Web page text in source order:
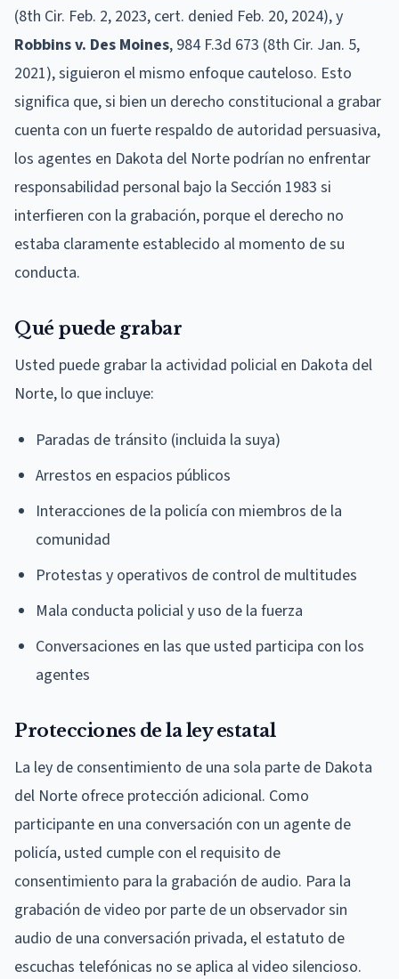
(8th Cir. Feb. 2, 2023, cert. denied Feb. 20, 2024), y
Robbins v. Des Moines, 984 F.3d 673 (8th Cir. Jan. 5,
2021), siguieron el mismo enfoque cauteloso. Esto
significa que, si bien un derecho constitucional a grabar
cuenta con un fuerte respaldo de autoridad persuasiva,
los agentes en Dakota del Norte podrían no enfrentar
responsabilidad personal bajo la Sección 1983 si
interfieren con la grabación, porque el derecho no
estaba claramente establecido al momento de su
conducta.
Qué puede grabar
Usted puede grabar la actividad policial en Dakota del
Norte, lo que incluye:
Paradas de tránsito (incluida la suya)
Arrestos en espacios públicos
Interacciones de la policía con miembros de la
comunidad
Protestas y operativos de control de multitudes
Mala conducta policial y uso de la fuerza
Conversaciones en las que usted participa con los
agentes
Protecciones de la ley estatal
La ley de consentimiento de una sola parte de Dakota
del Norte ofrece protección adicional. Como
participante en una conversación con un agente de
policía, usted cumple con el requisito de
consentimiento para la grabación de audio. Para la
grabación de video por parte de un observador sin
audio de una conversación privada, el estatuto de
escuchas telefónicas no se aplica al video silencioso.